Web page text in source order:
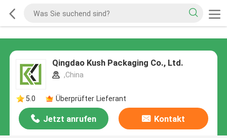
Qingdao Kush Packaging Co., Ltd.
,China
5.0 Überprüfter Lieferant
Jetzt anrufen Kontakt